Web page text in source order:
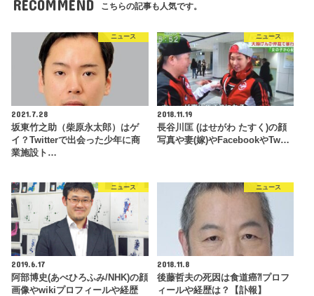
RECOMMEND こちらの記事も人気です。
ニュース
2021.7.28
坂東竹之助（柴原永太郎）はゲ
イ？Twitterで出会った少年に商
業施設ト…
ニュース
2018.11.19
長谷川匡 (はせがわ たすく)の顔
写真や妻(嫁)やFacebookやTw…
ニュース
2019.6.17
阿部博史(あべひろふみ/NHK)の顔
画像やwikiプロフィールや経歴
ニュース
2018.11.8
後藤哲夫の死因は食道癌⁈プロフ
ィールや経歴は？【訃報】